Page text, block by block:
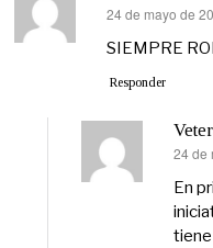
dice:
24 de mayo de
SIEMPRE
Responder
dice:
24 de
En